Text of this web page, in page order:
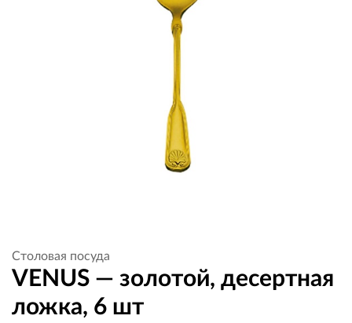
Столовая посуда
VENUS — золотой, десертная
ложка, 6 шт